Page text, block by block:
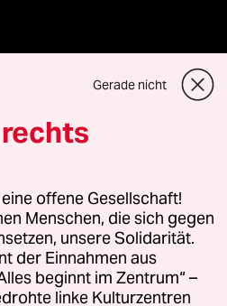
GmbH
Fragen oder für Genehmigungen
Kommune-Richtlinien
Gerade nicht
offene Gesellschaft!
Menschen, die sich gegen
unsere Solidarität.
der Einnahmen aus
beginnt im Zentrum“ –
linke Kulturzentren